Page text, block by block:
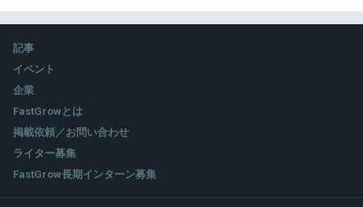
記事
イベント
企業
FastGrowとは
掲載依頼／お問い合わせ
ライター募集
FastGrow長期インターン募集